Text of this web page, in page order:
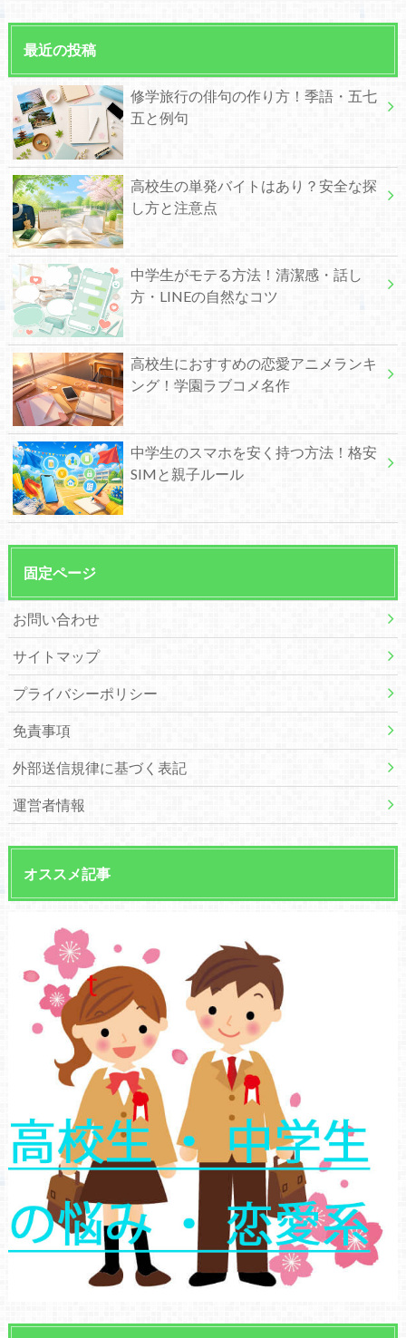
最近の投稿
修学旅行の俳句の作り方！季語・五七
五と例句
高校生の単発バイトはあり？安全な探
し方と注意点
中学生がモテる方法！清潔感・話し
方・LINEの自然なコツ
高校生におすすめの恋愛アニメランキ
ング！学園ラブコメ名作
中学生のスマホを安く持つ方法！格安
SIMと親子ルール
固定ページ
お問い合わせ
サイトマップ
プライバシーポリシー
免責事項
外部送信規律に基づく表記
運営者情報
オススメ記事